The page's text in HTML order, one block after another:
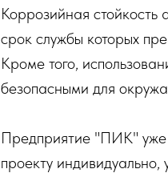
Коррозийная стойкость
срок службы которых
Кроме того,
безопасными для
Предприятие "ПИК" уже
проекту